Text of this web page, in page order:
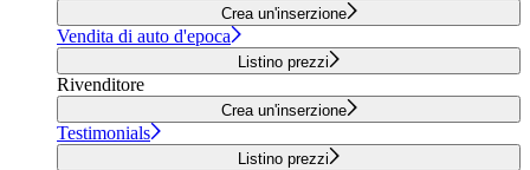
Crea un'inserzione
Vendita di auto d'epoca
Listino prezzi
Rivenditore
Crea un'inserzione
Testimonials
Listino prezzi